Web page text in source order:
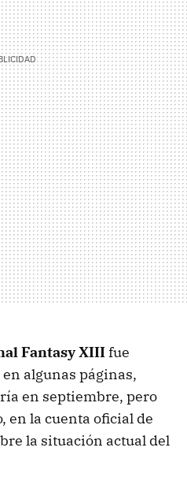
Fantasy XIIIfue
algunas páginas,
en septiembre, pero
en la cuenta oficial de
la situación actual del